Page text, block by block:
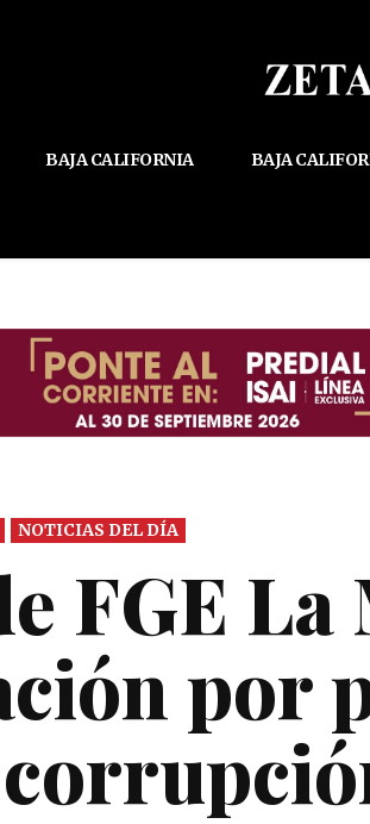
BAJA CALIFORNIA BAJA
NOTICIAS DEL DÍA
FGE La
por